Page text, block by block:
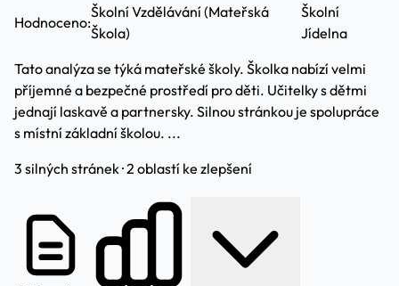
Hodnoceno:
Školní Vzdělávání (Mateřská
Škola)
Školní
Jídelna
Tato analýza se týká mateřské školy. Školka nabízí velmi
příjemné a bezpečné prostředí pro děti. Učitelky s dětmi
jednají laskavě a partnersky. Silnou stránkou je spolupráce
s místní základní školou. ...
3 silných stránek · 2 oblastí ke zlepšení